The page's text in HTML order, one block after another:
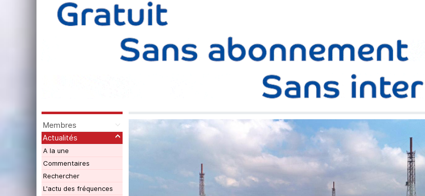
Membres
Actualités
A la une
Commentaires
Rechercher
L'actu des fréquences